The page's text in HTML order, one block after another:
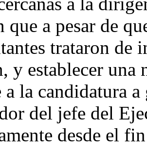
que a pesar de
trataron
y establecer
a la candidatura
del jefe del
desde el